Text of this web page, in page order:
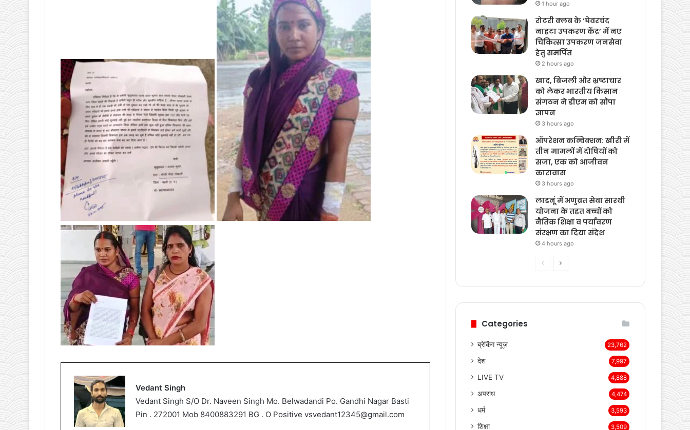
Vedant Singh
Vedant Singh S/O Dr. Naveen Singh Mo. Belwadandi Po. Gandhi Nagar Basti
Pin . 272001 Mob 8400883291 BG . O Positive vsvedant12345@gmail.com
Latest News
स्कूल में छात्र की पिटाई का
आरोप, परिजनों ने कार्रवाई
की मांग
रोटरी क्लब के ‘घेवरचंद
नाहटा उपकरण केंद्र’ में नए
चिकित्सा उपकरण जनसेवा
हेतु समर्पित
खाद, बिजली और भ्रष्टाचार
को लेकर भारतीय किसान
संगठन ने डीएम को सौंपा
ज्ञापन
ऑपरेशन कन्विक्शन: खीरी में
तीन मामलों में दोषियों को
सजा, एक को आजीवन
कारावास
लाडनूं में अणुव्रत सेवा सारथी
नैतिक शिक्षा व पर्यावरण
संरक्षण का दिया संदेश
Categories
ब्रेकिंग न्यूज़ 23,762
देश